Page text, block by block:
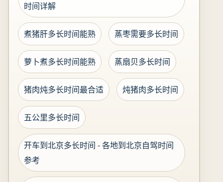
时间详解
煮猪肝多长时间能熟 蒸枣需要多长时间
萝卜煮多长时间能熟 蒸扇贝多长时间
猪肉炖多长时间最合适 炖猪肉多长时间
五公里多长时间
开车到北京多长时间 - 各地到北京自驾时间
参考